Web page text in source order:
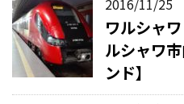
2016/11/25
ワルシャ
ルシャワ
ンド】